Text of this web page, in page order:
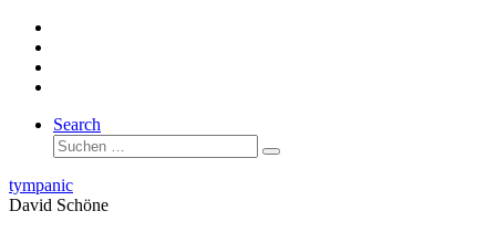
Zum
Inhalt
springen
Search
Suche
Suchen …
tympanic
David Schöne